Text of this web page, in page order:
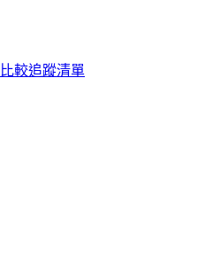
比較追蹤清單